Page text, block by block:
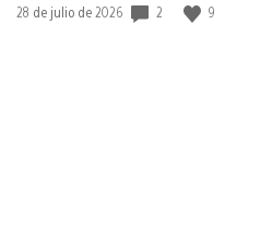
Fecha
28 de julio de 2026 2 9